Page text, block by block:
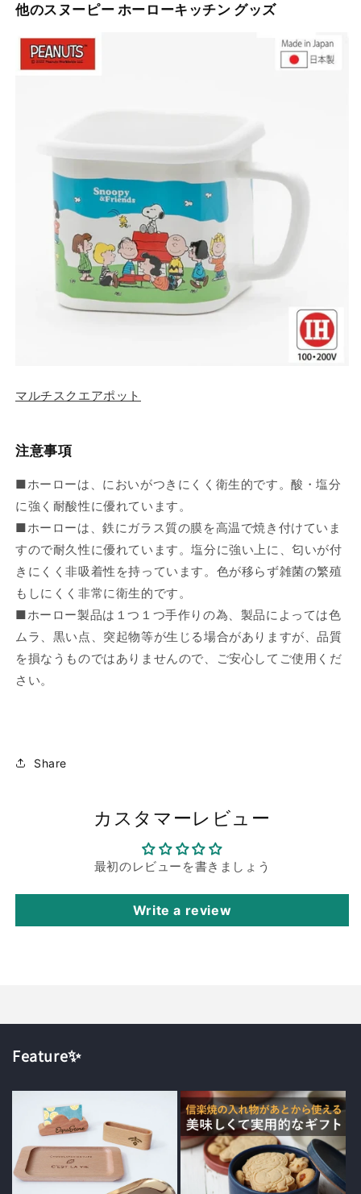
他のスヌーピー ホーローキッチン グッズ
マルチスクエアポット
注意事項
■ホーローは、においがつきにくく衛生的です。酸・塩分
に強く耐酸性に優れています。
■ホーローは、鉄にガラス質の膜を高温で焼き付けていま
すので耐久性に優れています。塩分に強い上に、匂いが付
きにくく非吸着性を持っています。色が移らず雑菌の繁殖
もしにくく非常に衛生的です。
■ホーロー製品は１つ１つ手作りの為、製品によっては色
ムラ、黒い点、突起物等が生じる場合がありますが、品質
を損なうものではありませんので、ご安心してご使用くだ
さい。
Share
カスタマーレビュー
最初のレビューを書きましょう
Write a review
Feature✨